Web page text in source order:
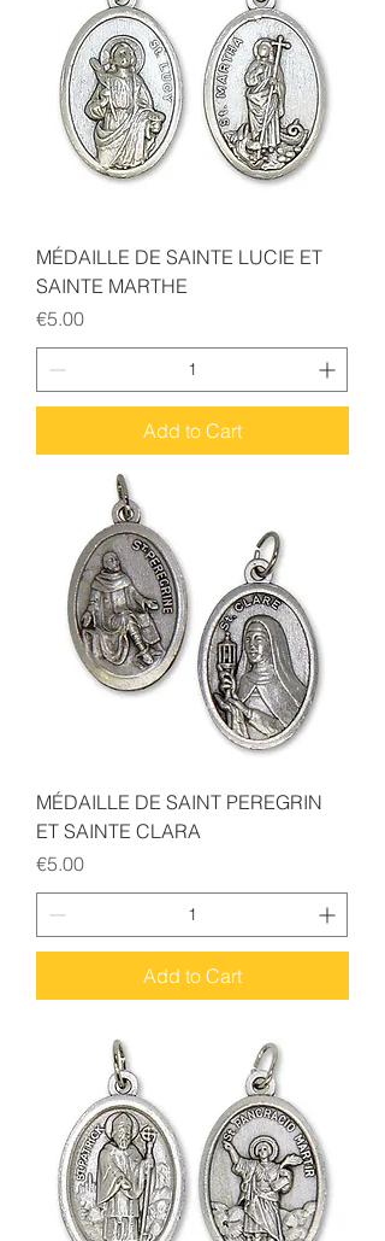
MÉDAILLE DE SAINTE LUCIE ET
SAINTE MARTHE
Price
€5.00
Add to Cart
MÉDAILLE DE SAINT PEREGRIN
ET SAINTE CLARA
Price
€5.00
Add to Cart